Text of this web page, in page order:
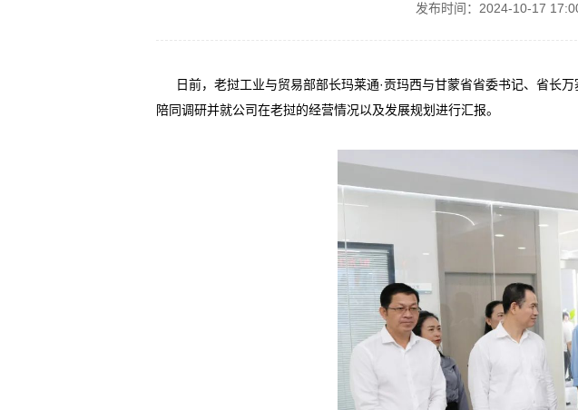
发布时间：2024-10-17
日前，老挝工业与贸易部部长玛莱通·贡玛西与甘蒙省省委书记、省长
陪同调研并就公司在老挝的经营情况以及发展规划进行汇报。